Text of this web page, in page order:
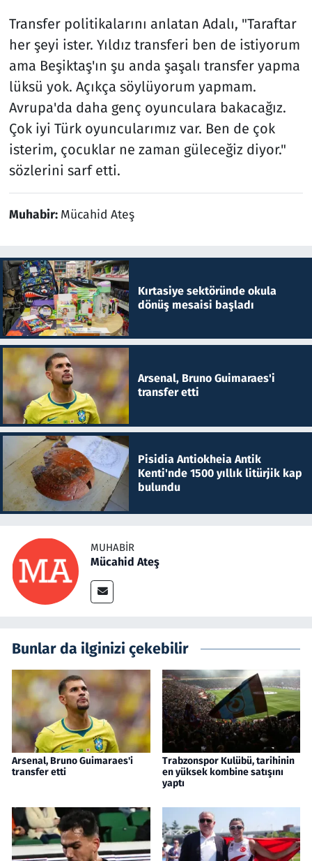
Transfer politikalarını anlatan Adalı, "Taraftar
her şeyi ister. Yıldız transferi ben de istiyorum
ama Beşiktaş'ın şu anda şaşalı transfer yapma
lüksü yok. Açıkça söylüyorum yapmam.
Avrupa'da daha genç oyunculara bakacağız.
Çok iyi Türk oyuncularımız var. Ben de çok
isterim, çocuklar ne zaman güleceğiz diyor."
sözlerini sarf etti.
Muhabir: Mücahid Ateş
Kırtasiye sektöründe okula
dönüş mesaisi başladı
Arsenal, Bruno Guimaraes'i
transfer etti
Pisidia Antiokheia Antik
Kenti'nde 1500 yıllık litürjik kap
bulundu
MUHABIR
Mücahid Ateş
Bunlar da ilginizi çekebilir
Arsenal, Bruno Guimaraes'i
transfer etti
Trabzonspor Kulübü, tarihinin
en yüksek kombine satışını
yaptı